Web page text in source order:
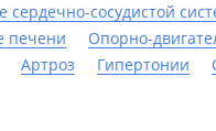
сердечно-сосудистой
печени
Опорно-
Артроз Гипертонии